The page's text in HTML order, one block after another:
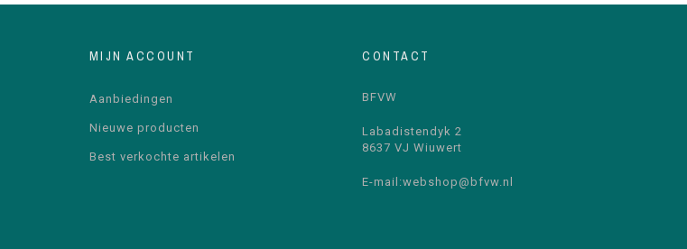
MIJN ACCOUNT
Aanbiedingen
Nieuwe producten
Best verkochte artikelen
CONTACT
BFVW
Labadistendyk 2
8637 VJ Wiuwert
E-mail:webshop@bfvw.nl